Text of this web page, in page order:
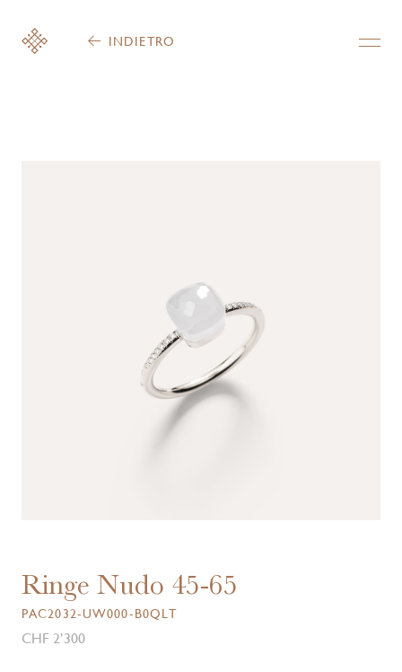
INDIETRO
Ringe Nudo 45-65
PAC2032-UW000-B0QLT
CHF 2’300